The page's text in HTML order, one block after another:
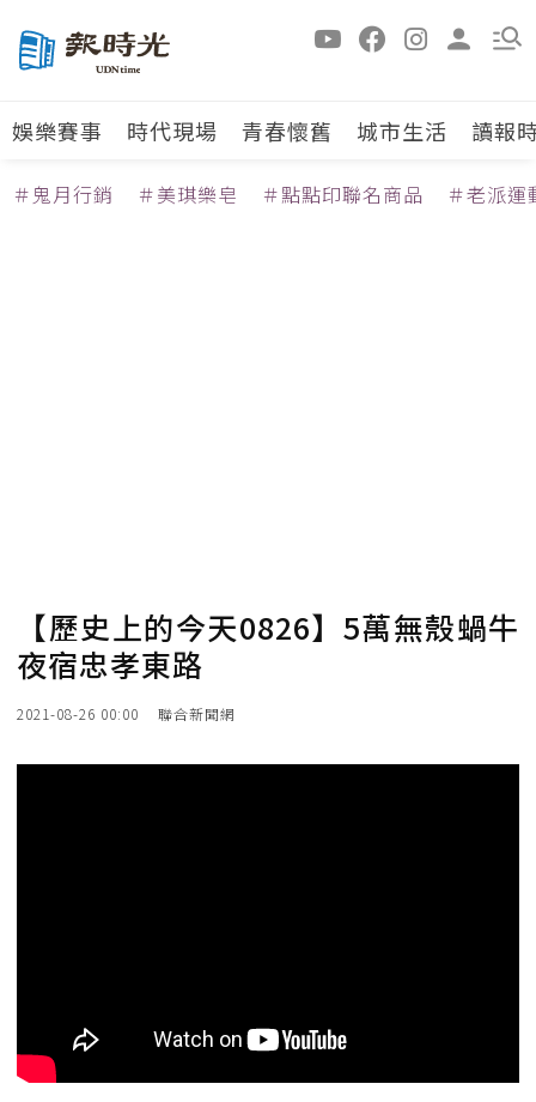
娛樂賽事 時代現場 青春懷舊 城市生活 讀報
＃鬼月行銷 ＃美琪樂皂 ＃點點印聯名商品 ＃老派運
【歷史上的今天0826】5萬無殼蝸牛
夜宿忠孝東路
2021-08-26 00:00 聯合新聞網